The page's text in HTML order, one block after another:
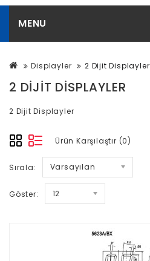
MENU
Displayler 2 Dijit Displayler
2 DIJIT DISPLAYLER
2 Dijit Displayler
Ürün Karşılaştır (0)
Sırala: Varsayılan
Göster: 12